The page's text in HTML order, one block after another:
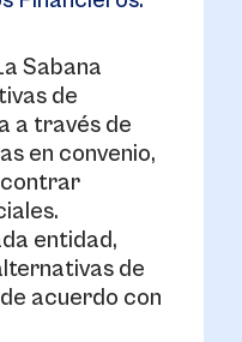
Sabana
de
a través de
en convenio,
entidad,
de
acuerdo con